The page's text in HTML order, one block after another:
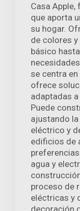
Casa
que aporta
su hogar.
de colores
básico
se centra
ofrece
adaptadas
Puede
ajustando
eléctrico y
edificios de
agua y
proceso de
eléctricas y
decoración